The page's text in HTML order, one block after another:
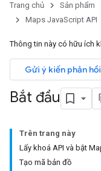
Trang chủ Sản phẩm
Maps JavaScript API
Thông tin này có hữu ích
Gửi ý kiến phản hồi
Bắt đầu
Trên trang này
Lấy khoá API và bật
Tạo mã bản đồ